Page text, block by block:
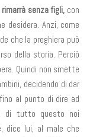
senza figli, con
desidera. Anzi, come
che la preghiera può
della storia. Perciò
Quindi non smette
decidendo di dar
al punto di dire ad
di tutto questo noi
dice lui, al male che